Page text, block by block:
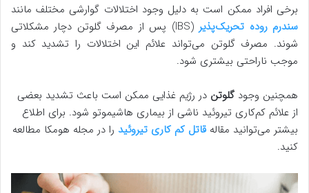
برخی افراد ممکن است به دلیل وجود اختلالات گوارشی مختلف مانند
سندرم روده تحریک‌پذیر
(IBS) پس از مصرف گلوتن دچار مشکلاتی
شوند. مصرف گلوتن می‌تواند علائم این اختلالات را تشدید کند و
موجب ناراحتی بیشتری شود.
همچنین وجود گلوتن در رژیم غذایی ممکن است باعث تشدید بعضی
از علائم کم‌کاری تیروئید ناشی از بیماری هاشیموتو شود. برای اطلاع
بیشتر می‌توانید مقاله قاتل کم کاری تیروئید را در مجله هومکا مطالعه
کنید.